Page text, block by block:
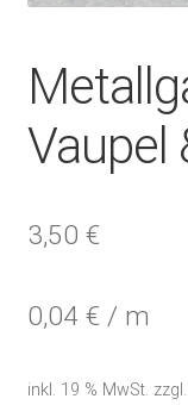
Vaupel
3,50 €
0,04 € / m
inkl. 19 % MwSt. zzgl.